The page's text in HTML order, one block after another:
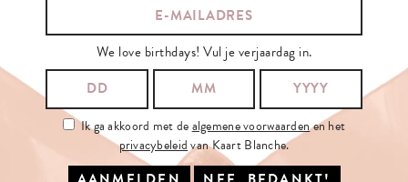
HEB JE EEN POSTZEGEL NODIG?
YOUR MOTHER ALSO LIKED
We love birthdays! Vul je verjaardag in.
Ik ga akkoord met dealgemene voorwaardenen het
privacybeleidvan Kaart Blanche.